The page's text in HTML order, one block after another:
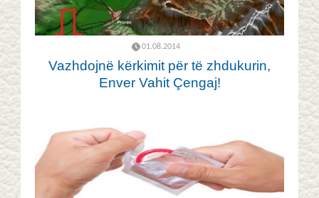
01.08.2014
Vazhdojnë kërkimit për të zhdukurin,
Enver Vahit Çengaj!